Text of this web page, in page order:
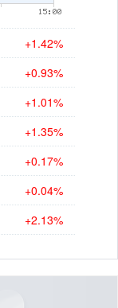
+1.42%
+0.93%
+1.01%
+1.35%
+0.17%
+0.04%
+2.13%